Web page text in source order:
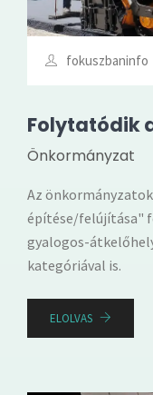
fokuszbaninfo
Folytatódik
Önkormányzat
Az
építése/felújítása"
gyalogos-
kategóriával is.
ELOLVAS